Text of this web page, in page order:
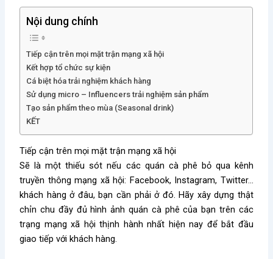
Nội dung chính
Tiếp cận trên mọi mặt trận mạng xã hội
Kết hợp tổ chức sự kiện
Cá biệt hóa trải nghiệm khách hàng
Sử dụng micro – Influencers trải nghiệm sản phẩm
Tạo sản phẩm theo mùa (Seasonal drink)
KẾT
Tiếp cận trên mọi mặt trận mạng xã hội
Sẽ là một thiếu sót nếu các quán cà phê bỏ qua kênh
truyền thông mạng xã hội: Facebook, Instagram, Twitter…
khách hàng ở đâu, bạn cần phải ở đó. Hãy xây dựng thật
chỉn chu đầy đủ hình ảnh quán cà phê của bạn trên các
trạng mạng xã hội thịnh hành nhất hiện nay để bắt đầu
giao tiếp với khách hàng.